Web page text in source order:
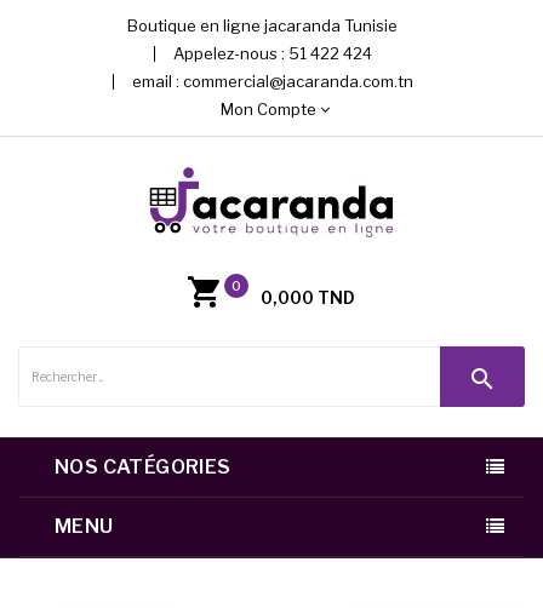
Boutique en ligne jacaranda Tunisie
Appelez-nous : 51 422 424
email : commercial@jacaranda.com.tn
Mon Compte
0
0,000 TND
search
NOS CATÉGORIES
MENU